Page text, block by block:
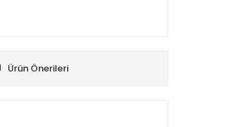
Ürün Önerileri